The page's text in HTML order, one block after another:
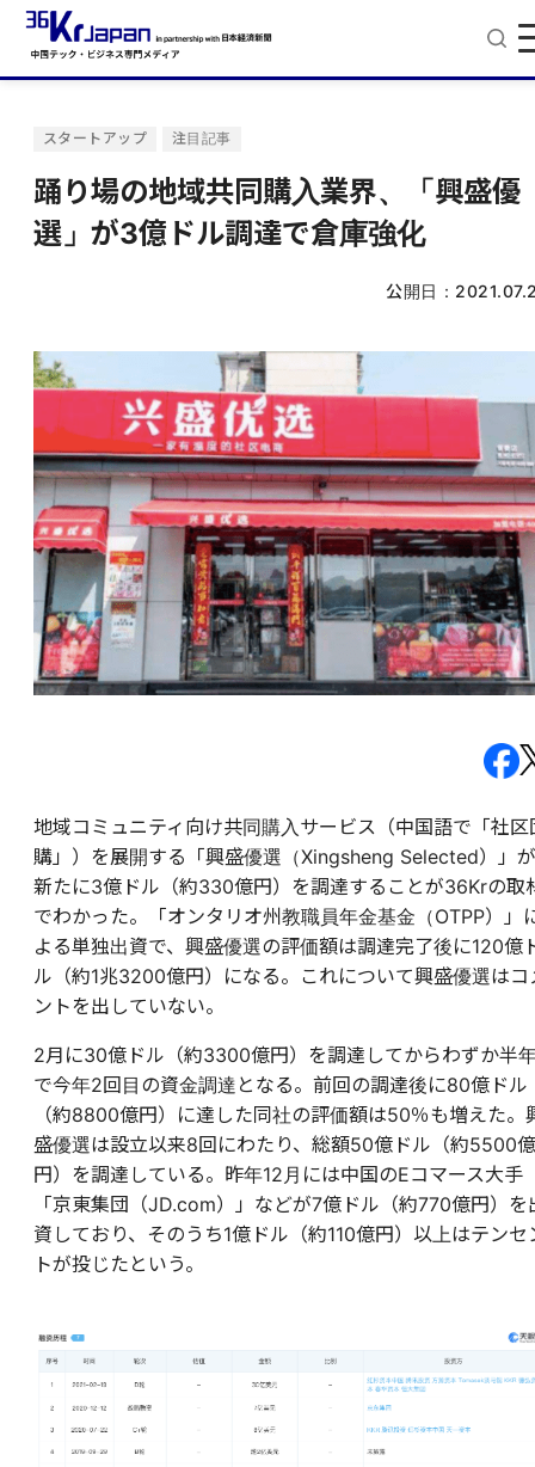
スタートアップ 注目記事
踊り場の地域共同購入業界、「興盛優
選」が3億ドル調達で倉庫強化
公開日：
地域コミュニティ向け共同購入サービス（中国語で「社区
購」）を展開する「興盛優選（Xingsheng Selected）」が
新たに3億ドル（約330億円）を調達することが36Krの取
でわかった。「オンタリオ州教職員年金基金（OTPP）」
よる単独出資で、興盛優選の評価額は調達完了後に120億
ル（約1兆3200億円）になる。これについて興盛優選はコ
ントを出していない。
2月に30億ドル（約3300億円）を調達してからわずか半
で今年2回目の資金調達となる。前回の調達後に80億ドル
（約8800億円）に達した同社の評価額は50％も増えた。
盛優選は設立以来8回にわたり、総額50億ドル（約5500億
円）を調達している。昨年12月には中国のEコマース大手
「京東集団（JD.com）」などが7億ドル（約770億円）を
資しており、そのうち1億ドル（約110億円）以上はテンセ
トが投じたという。